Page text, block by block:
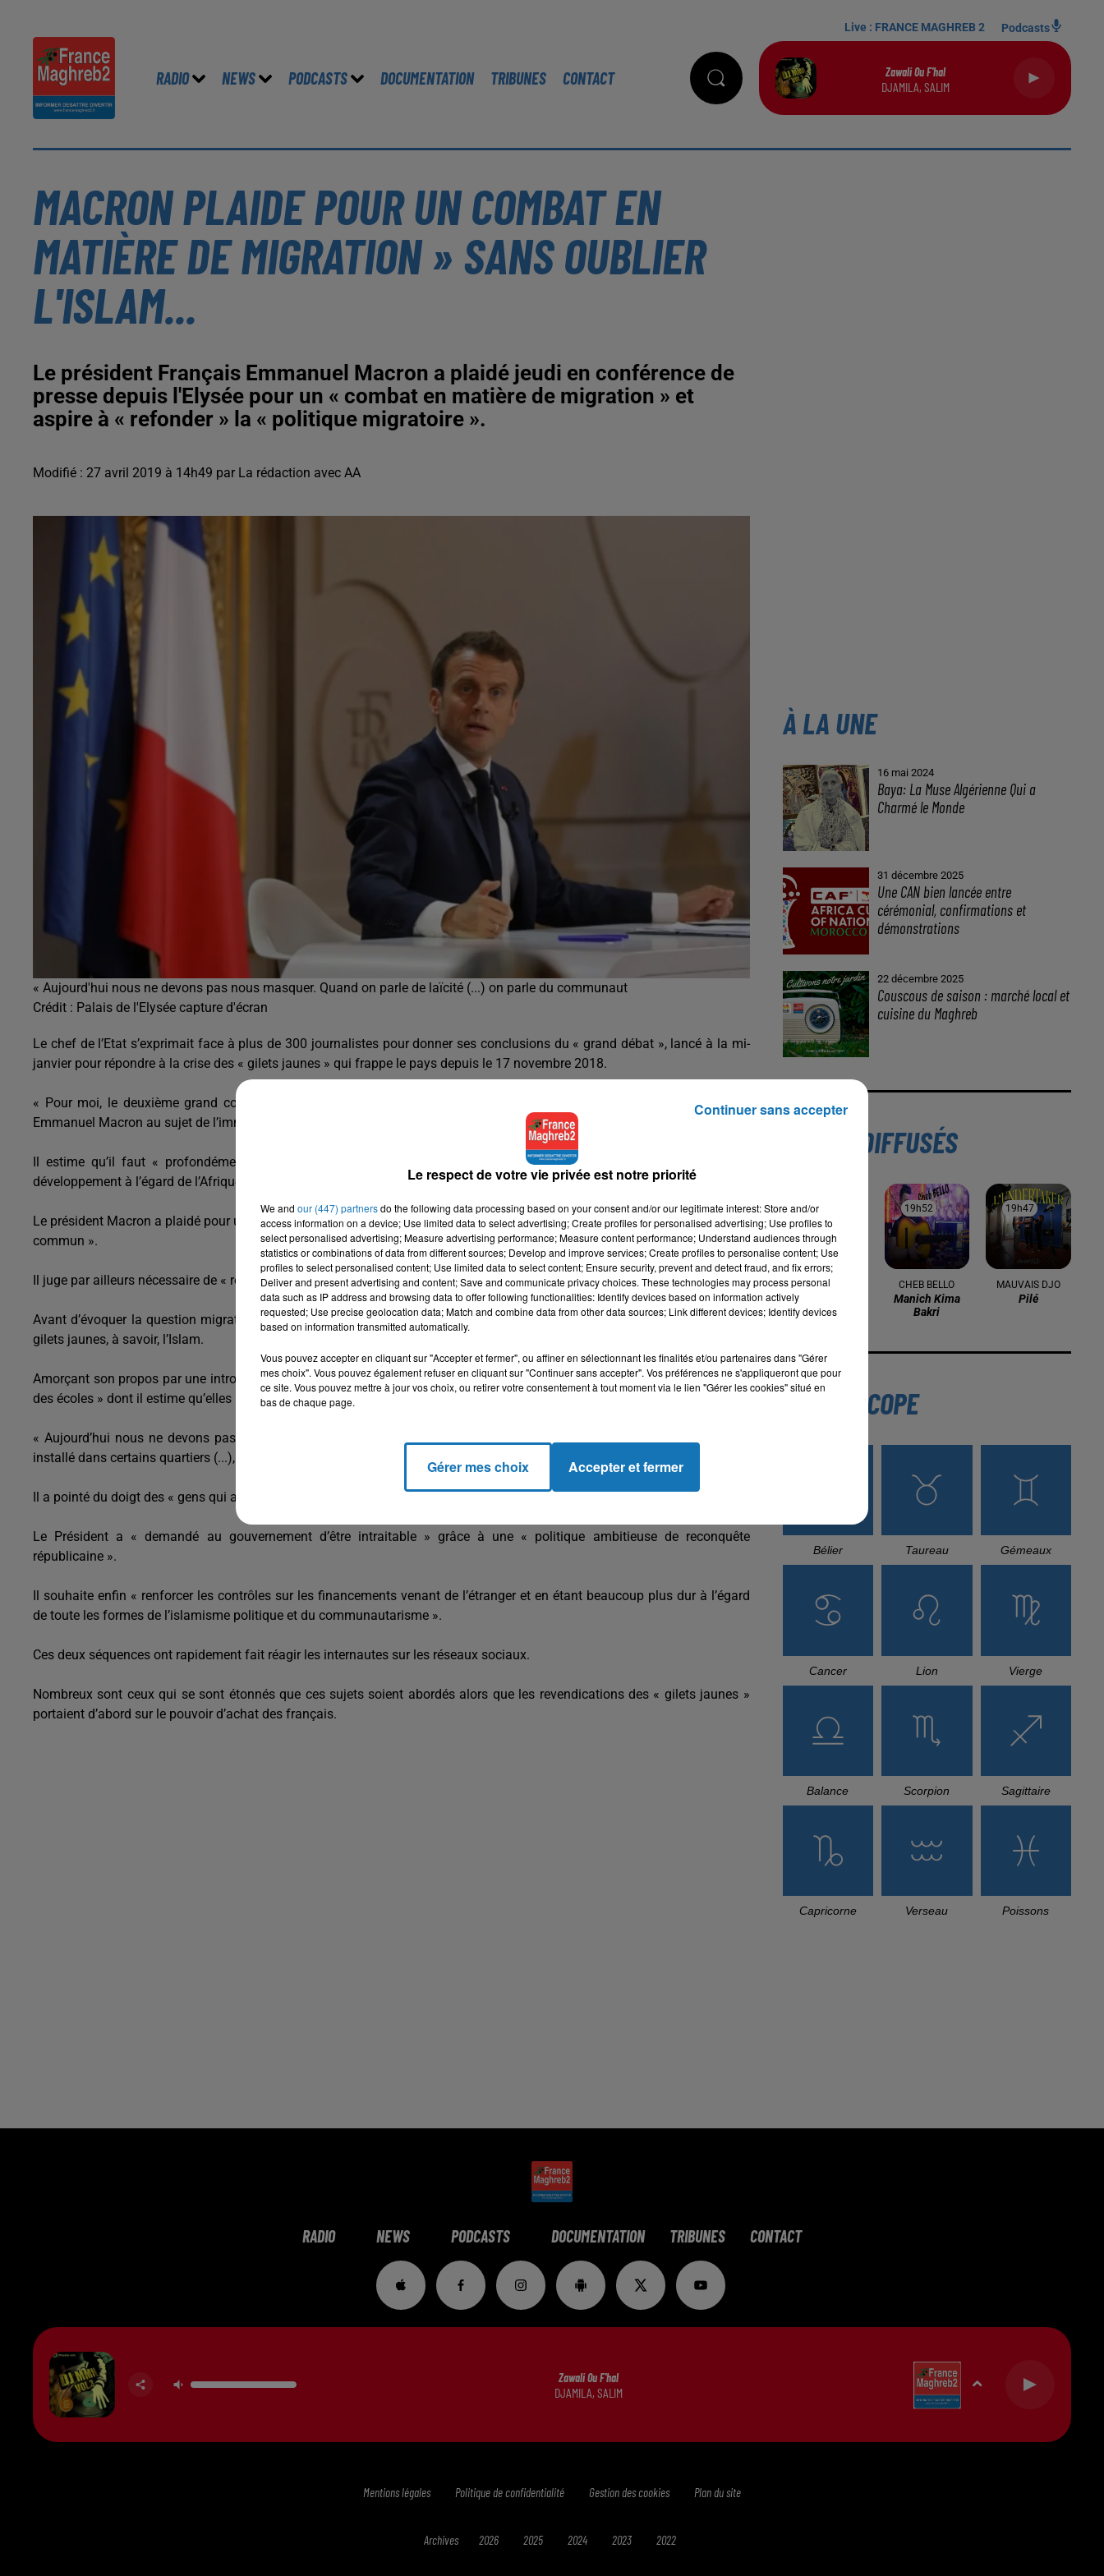
RADIO NEWS PODCASTS DOCUMENTATION TRIBUNES CONTACT
Live : FRANCE MAGHREB 2 Podcasts
Zawali Ou F'hal
DJAMILA, SALIM
MACRON PLAIDE POUR UN COMBAT EN
MATIÈRE DE MIGRATION » SANS OUBLIER
L'ISLAM...
Le président Français Emmanuel Macron a plaidé jeudi en conférence de
presse depuis l'Elysée pour un « combat en matière de migration » et
aspire à « refonder » la « politique migratoire ».
Modifié : 27 avril 2019 à 14h49 par La rédaction avec AA
« Aujourd'hui nous ne devons pas nous masquer. Quand on parle de laïcité (...) on parle du communaut
Crédit : Palais de l'Elysée capture d'écran
Le chef de l’Etat s’exprimait face à plus de 300 journalistes pour donner ses conclusions du « grand débat », lancé à la mi-
janvier pour répondre à la crise des « gilets jaunes » qui frappe le pays depuis le 17 novembre 2018.
« Pour moi, le deuxième grand combat avec le climat, c’est le combat en matière de migration », a, d’emblée, expliqué
Emmanuel Macron au sujet de l’immigration.
Il estime qu’il faut « profondément refonder notre politique migratoire » en ayant « une ambition de coopération de
développement à l’égard de l’Afrique ».
Le président Macron a plaidé pour une « Europe qui tient ses frontières et les protèges » en ayant un « droit d’asile refondé et
commun ».
Il juge par ailleurs nécessaire de « refonder Schengen ».
Avant d’évoquer la question migratoire, Emmanuel Macron, a abordé un thème qui ne figurait pas dans les doléances des
gilets jaunes, à savoir, l’Islam.
Amorçant son propos par une introduction sur la laïcité et la nécessité de la préserver, il a fini par se féliciter d’avoir « fermé
des écoles » dont il estime qu’elles ne respectaient « pas les lois de la République ».
« Aujourd’hui nous ne devons pas nous masquer. Quand on parle de laïcité (...) on parle du communautarisme qui s’est
installé dans certains quartiers (...), d’une sécession qui s’est parfois sournoisement installée », a-t-il poursuivi.
Il a pointé du doigt des « gens qui au nom d’une religion poursuivent un projet politique, celui d’un islam politique ».
Le Président a « demandé au gouvernement d’être intraitable » grâce à une « politique ambitieuse de reconquête
républicaine ».
Il souhaite enfin « renforcer les contrôles sur les financements venant de l’étranger et en étant beaucoup plus dur à l’égard
de toute les formes de l’islamisme politique et du communautarisme ».
Ces deux séquences ont rapidement fait réagir les internautes sur les réseaux sociaux.
Nombreux sont ceux qui se sont étonnés que ces sujets soient abordés alors que les revendications des « gilets jaunes »
portaient d’abord sur le pouvoir d’achat des français.
À LA UNE
16 mai 2024
Baya: La Muse Algérienne Qui a
Charmé le Monde
31 décembre 2025
Une CAN bien lancée entre
cérémonial, confirmations et
démonstrations
22 décembre 2025
Couscous de saison : marché local et
cuisine du Maghreb
TITRES DIFFUSÉS
19h57
19h57
DJAMILA, SALIM
Zawali Ou F'hal
19h52
19h52
CHEB BELLO
Manich Kima
Bakri
19h47
19h47
MAUVAIS DJO
Pilé
L'HOROSCOPE
Bélier Taureau Gémeaux
Cancer Lion Vierge
Balance Scorpion Sagittaire
Capricorne Verseau Poissons
RADIO NEWS PODCASTS DOCUMENTATION TRIBUNES CONTACT
Zawali Ou F'hal
DJAMILA, SALIM
Mentions légales Politique de confidentialité Gestion des cookies Plan du site
Archives 2026 2025 2024 2023 2022
Le respect de votre vie privée est notre priorité
We and our (447) partnersdo the following data processing based on your consent and/or our legitimate interest: Store and/or
access information on a device; Use limited data to select advertising; Create profiles for personalised advertising; Use profiles to
select personalised advertising; Measure advertising performance; Measure content performance; Understand audiences through
statistics or combinations of data from different sources; Develop and improve services; Create profiles to personalise content; Use
profiles to select personalised content; Use limited data to select content; Ensure security, prevent and detect fraud, and fix errors;
Deliver and present advertising and content; Save and communicate privacy choices. These technologies may process personal
data such as IP address and browsing data to offer following functionalities: Identify devices based on information actively
requested; Use precise geolocation data; Match and combine data from other data sources; Link different devices; Identify devices
based on information transmitted automatically.
Vous pouvez accepter en cliquant sur "Accepter et fermer", ou affiner en sélectionnant les finalités et/ou partenaires dans "Gérer
mes choix". Vous pouvez également refuser en cliquant sur "Continuer sans accepter". Vos préférences ne s'appliqueront que pour
ce site. Vous pouvez mettre à jour vos choix, ou retirer votre consentement à tout moment via le lien "Gérer les cookies" situé en
bas de chaque page.
Gérer mes choix Accepter et fermer
Continuer sans accepter